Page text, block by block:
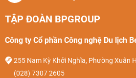
TẬP ĐOÀN BPGROUP
Công ty Cổ phần Công nghệ Du lịch
255 Nam Kỳ Khởi Nghĩa, Phường Xuân
(028) 7307 2605